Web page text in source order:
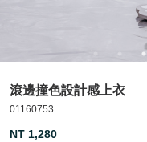
滾邊撞色設計感上衣
01160753
NT 1,280